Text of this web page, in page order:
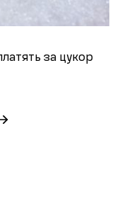
за цукор